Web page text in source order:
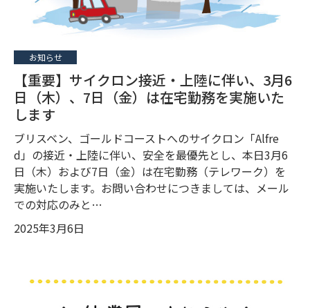
お知らせ
【重要】サイクロン接近・上陸に伴い、3月6
日（木）、7日（金）は在宅勤務を実施いた
します
ブリスベン、ゴールドコーストへのサイクロン「Alfre
d」の接近・上陸に伴い、安全を最優先とし、本日3月6
日（木）および7日（金）は在宅勤務（テレワーク）を
実施いたします。お問い合わせにつきましては、メール
での対応のみと…
2025年3月6日